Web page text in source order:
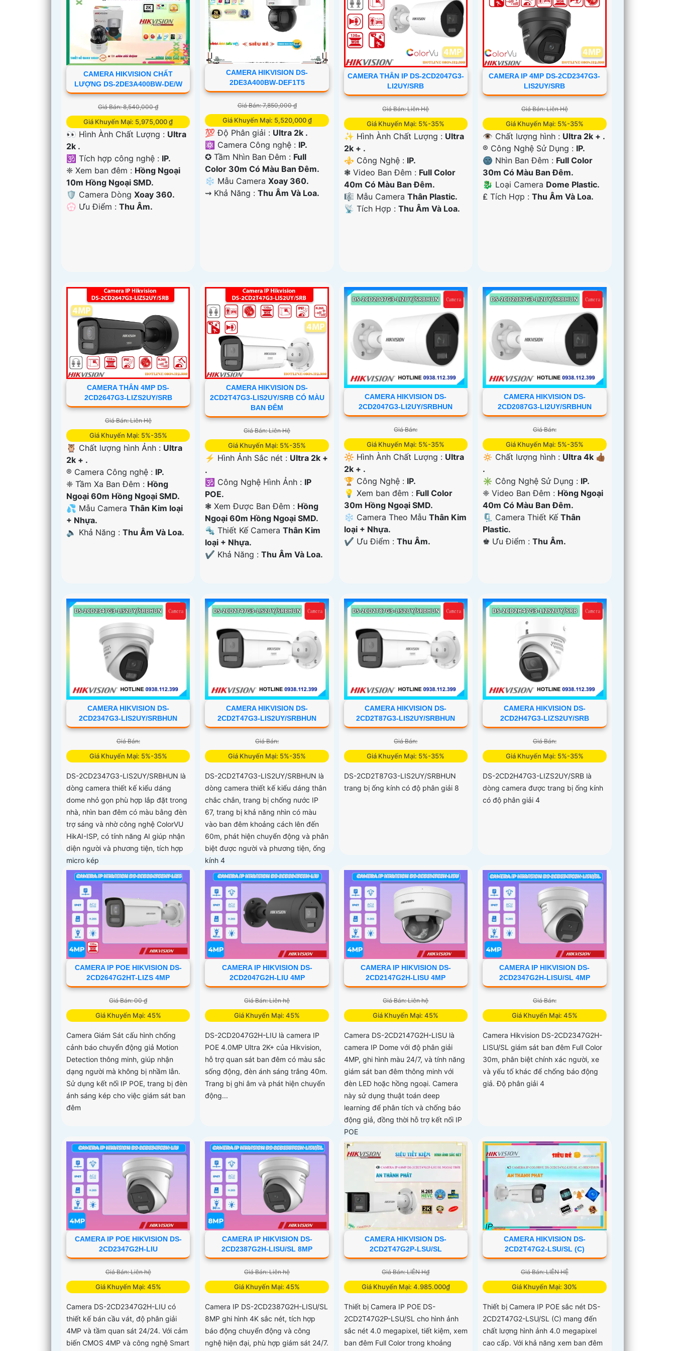
CAMERA HIKVISION CHẤT
LƯỢNG DS-2DE3A400BW-DE/W
Giá Bán: 8,540,000 ₫
Giá Khuyến Mại: 5,975,000 ₫
👀 Hình Ành Chất Lượng : Ultra
2k .
🕉️ Tích hợp công nghệ : IP.
❈ Xem ban đêm : Hồng Ngoại
10m Hồng Ngoại SMD.
🛡 Camera Dòng Xoay 360.
️💮 Ưu Điểm : Thu Âm.
CAMERA HIKVISION DS-
2DE3A400BW-DEF1T5
Giá Bán: 7,850,000 ₫
Giá Khuyến Mại: 5,520,000 ₫
💯 Độ Phân giải : Ultra 2k .
⚛️ Camera Công nghệ : IP.
✪ Tầm Nhìn Ban Đêm : Full
Color 30m Có Màu Ban Đêm.
❄ Mẫu CameraXoay 360.
️⇝ Khả Năng :Thu Âm Và Loa.
CAMERA THÂN IP DS-2CD2047G3-
LI2UY/SRB
Giá Bán: Liên Hệ
Giá Khuyến Mại: 5%-35%
✨ Hình Ành Chất Lượng : Ultra
2k + .
⚜️ Công Nghệ : IP.
❃ Video Ban Đêm : Full Color
40m Có Màu Ban Ðêm.
🎼️ Mẫu Camera Thân Plastic.
️📡 Tích Hợp : Thu Âm Và Loa.
CAMERA IP 4MP DS-2CD2347G3-
LIS2UY/SRB
Giá Bán: Liên Hệ
Giá Khuyến Mại: 5%-35%
👁 Chất lượng hình : Ultra 2k + .
®️ Công Nghệ Sử Dụng : IP.
🌚 Nhìn Ban Đêm : Full Color
30m Có Màu Ban Ðêm.
🐉️ Loại Camera Dome Plastic.
️₤ Tích Hợp :Thu Âm Và Loa.
CAMERA THÂN 4MP DS-
2CD2647G3-LIZS2UY/SRB
Giá Bán: Liên Hệ
Giá Khuyến Mại: 5%-35%
🦉 Chất lượng hình Ảnh : Ultra
2k + .
®️ Camera Công nghệ : IP.
❈ Tầm Xa Ban Đêm : Hồng
Ngoại 60m Hồng Ngoại SMD.
💦 Mẫu Camera Thân Kim loại
+ Nhựa.
️🔈 Khả Năng : Thu Âm Và Loa.
CAMERA HIKVISION DS-
2CD2T47G3-LIS2UY/SRB CÓ MÀU
BAN ĐÊM
Giá Bán: Liên Hệ
Giá Khuyến Mại: 5%-35%
️⚡ Hình Ảnh Sắc nét : Ultra 2k +
.
🕉️ Công Nghệ Hình Ảnh : IP
POE.
❃ Xem Được Ban Đêm : Hồng
Ngoại 60m Hồng Ngoại SMD.
🔩 Thiết Kế CameraThân Kim
loại + Nhựa.
️✔️ Khả Năng :Thu Âm Và Loa.
CAMERA HIKVISION DS-
2CD2047G3-LI2UY/SRBHUN
Giá Bán:
Giá Khuyến Mại: 5%-35%
🔆 Hình Ành Chất Lượng : Ultra
2k + .
🏆 Công Nghệ : IP.
💡 Xem ban đêm : Full Color
30m Hồng Ngoại SMD.
❄ Camera Theo Mẫu Thân Kim
loại + Nhựa.
️✔️ Ưu Điểm : Thu Âm.
CAMERA HIKVISION DS-
2CD2087G3-LI2UY/SRBHUN
Giá Bán:
Giá Khuyến Mại: 5%-35%
🔅 Chất lượng hình : Ultra 4k 👍🏾
.
✳️ Công Nghệ Sử Dụng : IP.
❈ Video Ban Đêm : Hồng Ngoại
40m Có Màu Ban Ðêm.
🗜️ Camera Thiết KếThân
Plastic.
️♚ Ưu Điểm :Thu Âm.
CAMERA HIKVISION DS-
2CD2347G3-LIS2UY/SRBHUN
Giá Bán:
Giá Khuyến Mại: 5%-35%
DS-2CD2347G3-LIS2UY/SRBHUN là
dòng camera thiết kế kiểu dáng
dome nhỏ gọn phù hợp lắp đặt trong
nhà, nhìn ban đêm có màu bằng đèn
trợ sáng và nhờ công nghệ ColorVU
HikAI-ISP, có tính năng AI giúp nhận
diện người và phương tiện, tích hợp
micro kép
CAMERA HIKVISION DS-
2CD2T47G3-LIS2UY/SRBHUN
Giá Bán:
Giá Khuyến Mại: 5%-35%
DS-2CD2T47G3-LIS2UY/SRBHUN là
dòng camera thiết kế kiểu dáng thân
chắc chắn, trang bị chống nước IP
67, trang bị khả năng nhìn có màu
vào ban đêm khoảng cách lên đến
60m, phát hiện chuyển động và phân
biệt được người và phương tiện, ống
kính 4
CAMERA HIKVISION DS-
2CD2T87G3-LIS2UY/SRBHUN
Giá Bán:
Giá Khuyến Mại: 5%-35%
DS-2CD2T87G3-LIS2UY/SRBHUN
trang bị ống kính có độ phân giải 8
CAMERA HIKVISION DS-
2CD2H47G3-LIZS2UY/SRB
Giá Bán:
Giá Khuyến Mại: 5%-35%
DS-2CD2H47G3-LIZS2UY/SRB là
dòng camera được trang bị ống kính
có độ phân giải 4
CAMERA IP POE HIKVISION DS-
2CD2647G2HT-LIZS 4MP
Giá Bán: 00 ₫
Giá Khuyến Mại: 45%
Camera Giám Sát cấu hình chống
cảnh báo chuyển động giả Motion
Detection thông minh, giúp nhận
dạng người mà không bị nhầm lẫn.
Sử dụng kết nối IP POE, trang bị đèn
ánh sáng kép cho việc giám sát ban
đêm
CAMERA IP HIKVISION DS-
2CD2047G2H-LIU 4MP
Giá Bán: Liên hệ
Giá Khuyến Mại: 45%
DS-2CD2047G2H-LIU là camera IP
POE 4.0MP Ultra 2K+ của Hikvision,
hỗ trợ quan sát ban đêm có màu sắc
sống động, đèn ánh sáng trắng 40m.
Trang bị ghi âm và phát hiện chuyển
động...
CAMERA IP HIKVISION DS-
2CD2147G2H-LISU 4MP
Giá Bán: Liên hệ
Giá Khuyến Mại: 45%
Camera DS-2CD2147G2H-LISU là
camera IP Dome với độ phân giải
4MP, ghi hình màu 24/7, và tính năng
giám sát ban đêm thông minh với
đèn LED hoặc hồng ngoại. Camera
này sử dụng thuật toán deep
learning để phân tích và chống báo
động giả, đồng thời hỗ trợ kết nối IP
POE
CAMERA IP HIKVISION DS-
2CD2347G2H-LISU/SL 4MP
Giá Bán:
Giá Khuyến Mại: 45%
Camera Hikvision DS-2CD2347G2H-
LISU/SL giám sát ban đêm Full Color
30m, phân biệt chính xác người, xe
và yếu tố khác để chống báo động
giả. Độ phân giải 4
CAMERA IP POE HIKVISION DS-
2CD2347G2H-LIU
Giá Bán: Liên hệ
Giá Khuyến Mại: 45%
Camera DS-2CD2347G2H-LIU có
thiết kế bán cầu vát, độ phân giải
4MP và tầm quan sát 24/24. Với cảm
biến CMOS 4MP và công nghệ Smart
CAMERA IP HIKVISION DS-
2CD2387G2H-LISU/SL 8MP
Giá Bán: Liên hệ
Giá Khuyến Mại: 45%
Camera IP DS-2CD2387G2H-LISU/SL
8MP ghi hình 4K sắc nét, tích hợp
báo động chuyển động và công
nghệ hiện đại, phù hợp giám sát 24/7.
CAMERA HIKVISION DS-
2CD2T47G2P-LSU/SL
Giá Bán: LIÊN H₫
Giá Khuyến Mại: 4.985.000₫
Thiết bị Camera IP POE DS-
2CD2T47G2P-LSU/SL cho hình ảnh
sắc nét 4.0 megapixel, tiết kiệm, xem
ban đêm Full Color trong khoảng
CAMERA HIKVISION DS-
2CD2T47G2-LSU/SL (C)
Giá Bán: LIÊN HỆ
Giá Khuyến Mại: 30%
Thiết bị Camera IP POE sắc nét DS-
2CD2T47G2-LSU/SL (C) mang đến
chất lượng hình ảnh 4.0 megapixel
cao cấp. Với khả năng xem ban đêm